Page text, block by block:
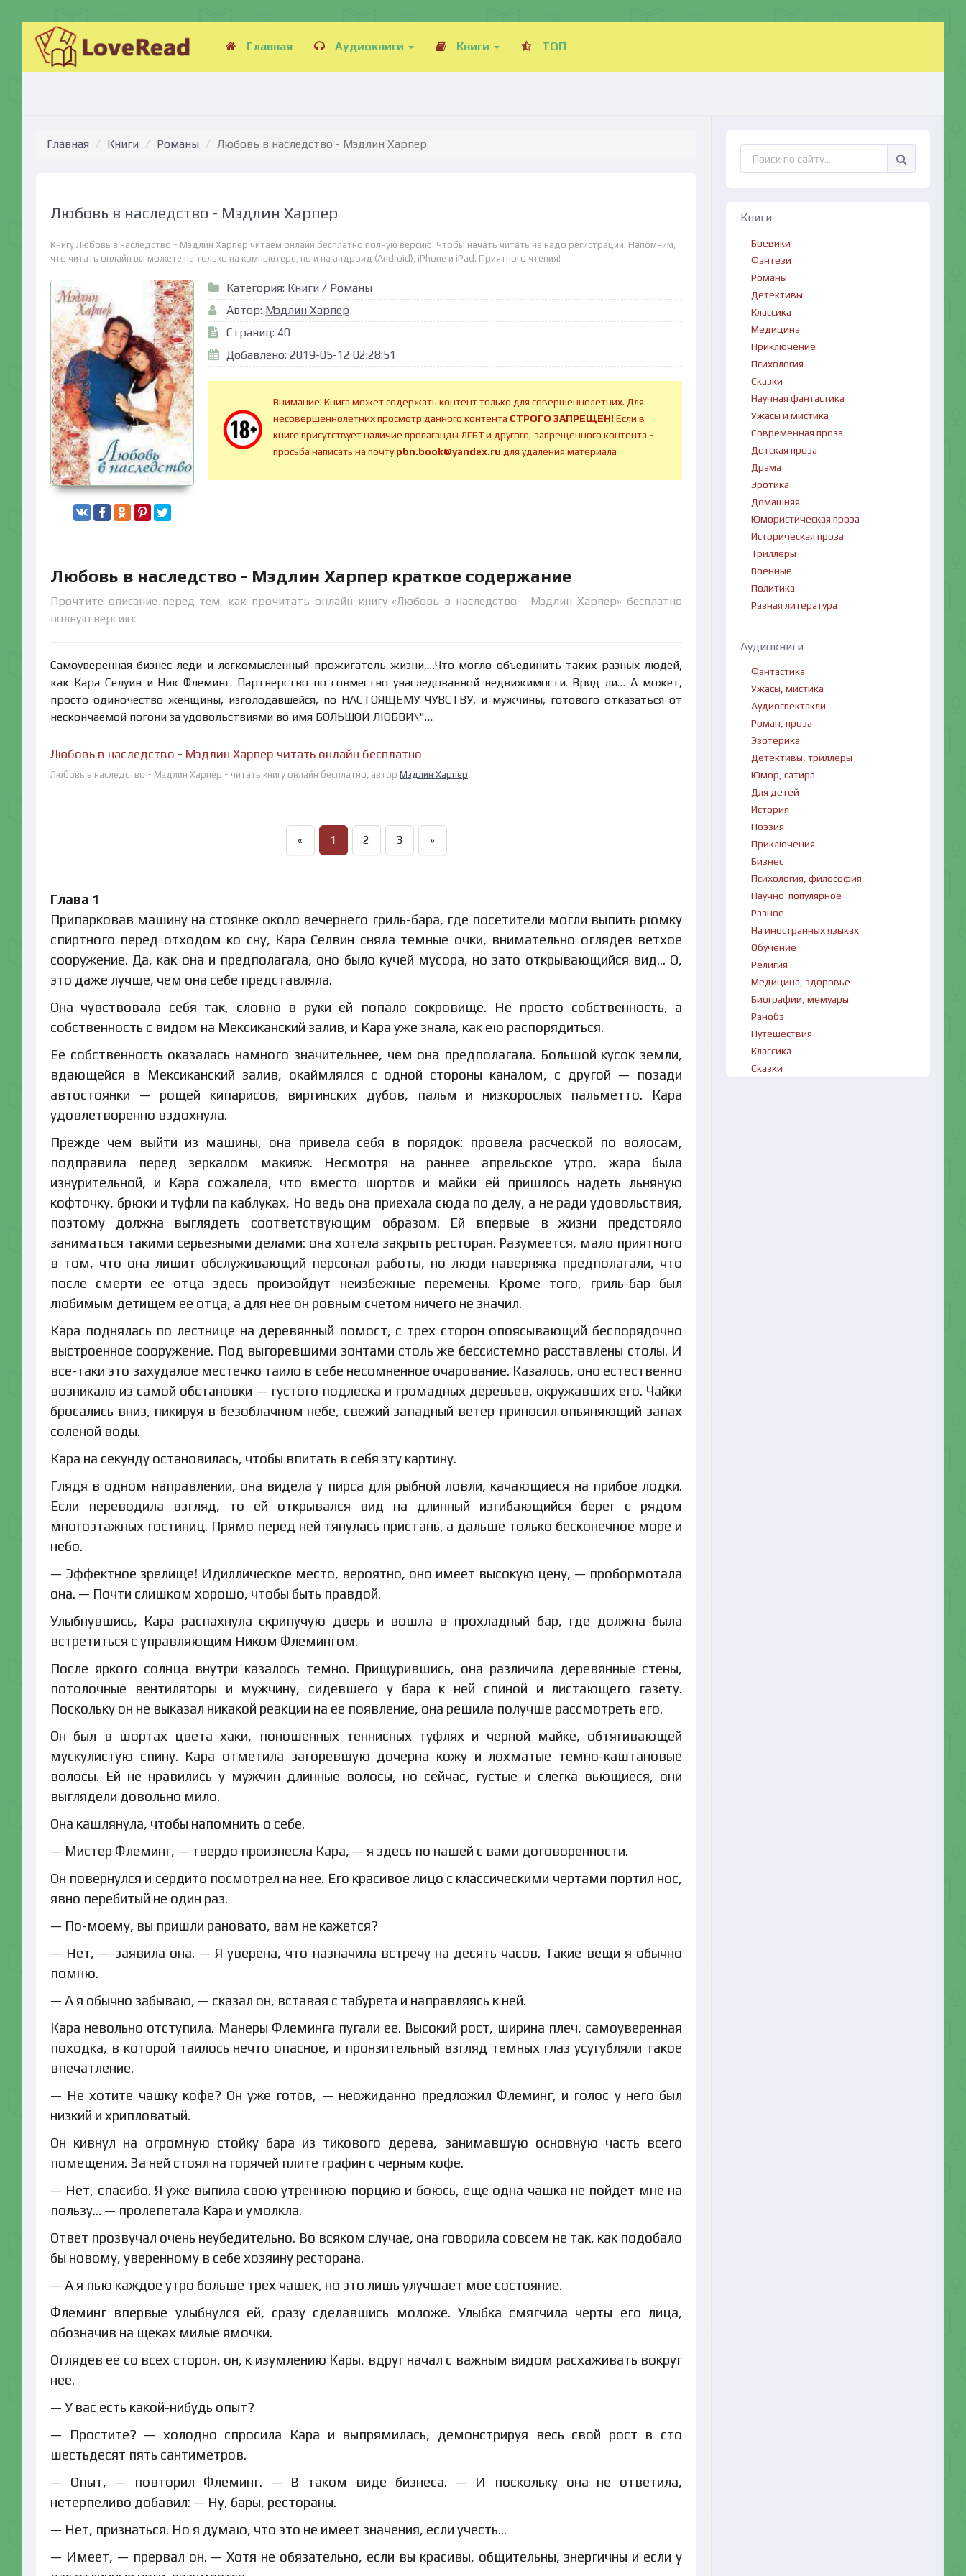
Главная Аудиокниги Книги ТОП
Главная Книги Романы Любовь в наследство - Мэдлин Харпер
Любовь в наследство - Мэдлин Харпер
Книгу Любовь в наследство - Мэдлин Харпер читаем онлайн бесплатно полную версию! Чтобы начать читать не надо регистрации. Напомним,
что читать онлайн вы можете не только на компьютере, но и на андроид (Android), iPhone и iPad. Приятного чтения!
Категория: Книги / Романы
Автор: Мэдлин Харпер
Страниц: 40
Добавлено: 2019-05-12 02:28:51
Внимание! Книга может содержать контент только для совершеннолетних. Для
несовершеннолетних просмотр данного контента СТРОГО ЗАПРЕЩЕН!Если в
книге присутствует наличие пропаганды ЛГБТ и другого, запрещенного контента -
просьба написать на почтуpbn.book@yandex.ru для удаления материала
Любовь в наследство - Мэдлин Харпер краткое содержание
Прочтите описание перед тем, как прочитать онлайн книгу «Любовь в наследство - Мэдлин Харпер» бесплатно
полную версию:
Самоуверенная бизнес-леди и легкомысленный прожигатель жизни,…Что могло объединить таких разных людей,
как Кара Селуин и Ник Флеминг. Партнерство по совместно унаследованной недвижимости. Вряд ли… А может,
просто одиночество женщины, изголодавшейся, по НАСТОЯЩЕМУ ЧУВСТВУ, и мужчины, готового отказаться от
нескончаемой погони за удовольствиями во имя БОЛЬШОЙ ЛЮБВИ\"…
Любовь в наследство - Мэдлин Харпер читать онлайн бесплатно
Любовь в наследство - Мэдлин Харпер - читать книгу онлайн бесплатно, автор Мэдлин Харпер
« 1 2 3 »
Глава 1
Припарковав машину на стоянке около вечернего гриль-бара, где посетители могли выпить рюмку
спиртного перед отходом ко сну, Кара Селвин сняла темные очки, внимательно оглядев ветхое
сооружение. Да, как она и предполагала, оно было кучей мусора, но зато открывающийся вид… О,
это даже лучше, чем она себе представляла.
Она чувствовала себя так, словно в руки ей попало сокровище. Не просто собственность, а
собственность с видом на Мексиканский залив, и Кара уже знала, как ею распорядиться.
Ее собственность оказалась намного значительнее, чем она предполагала. Большой кусок земли,
вдающейся в Мексиканский залив, окаймлялся с одной стороны каналом, с другой — позади
автостоянки — рощей кипарисов, виргинских дубов, пальм и низкорослых пальметто. Кара
удовлетворенно вздохнула.
Прежде чем выйти из машины, она привела себя в порядок: провела расческой по волосам,
подправила перед зеркалом макияж. Несмотря на раннее апрельское утро, жара была
изнурительной, и Кара сожалела, что вместо шортов и майки ей пришлось надеть льняную
кофточку, брюки и туфли па каблуках, Но ведь она приехала сюда по делу, а не ради удовольствия,
поэтому должна выглядеть соответствующим образом. Ей впервые в жизни предстояло
заниматься такими серьезными делами: она хотела закрыть ресторан. Разумеется, мало приятного
в том, что она лишит обслуживающий персонал работы, но люди наверняка предполагали, что
после смерти ее отца здесь произойдут неизбежные перемены. Кроме того, гриль-бар был
любимым детищем ее отца, а для нее он ровным счетом ничего не значил.
Кара поднялась по лестнице на деревянный помост, с трех сторон опоясывающий беспорядочно
выстроенное сооружение. Под выгоревшими зонтами столь же бессистемно расставлены столы. И
все-таки это захудалое местечко таило в себе несомненное очарование. Казалось, оно естественно
возникало из самой обстановки — густого подлеска и громадных деревьев, окружавших его. Чайки
бросались вниз, пикируя в безоблачном небе, свежий западный ветер приносил опьяняющий запах
соленой воды.
Кара на секунду остановилась, чтобы впитать в себя эту картину.
Глядя в одном направлении, она видела у пирса для рыбной ловли, качающиеся на прибое лодки.
Если переводила взгляд, то ей открывался вид на длинный изгибающийся берег с рядом
многоэтажных гостиниц. Прямо перед ней тянулась пристань, а дальше только бесконечное море и
небо.
— Эффектное зрелище! Идиллическое место, вероятно, оно имеет высокую цену, — пробормотала
она. — Почти слишком хорошо, чтобы быть правдой.
Улыбнувшись, Кара распахнула скрипучую дверь и вошла в прохладный бар, где должна была
встретиться с управляющим Ником Флемингом.
После яркого солнца внутри казалось темно. Прищурившись, она различила деревянные стены,
потолочные вентиляторы и мужчину, сидевшего у бара к ней спиной и листающего газету.
Поскольку он не выказал никакой реакции на ее появление, она решила получше рассмотреть его.
Он был в шортах цвета хаки, поношенных теннисных туфлях и черной майке, обтягивающей
мускулистую спину. Кара отметила загоревшую дочерна кожу и лохматые темно-каштановые
волосы. Ей не нравились у мужчин длинные волосы, но сейчас, густые и слегка вьющиеся, они
выглядели довольно мило.
Она кашлянула, чтобы напомнить о себе.
— Мистер Флеминг, — твердо произнесла Кара, — я здесь по нашей с вами договоренности.
Он повернулся и сердито посмотрел на нее. Его красивое лицо с классическими чертами портил нос,
явно перебитый не один раз.
— По-моему, вы пришли рановато, вам не кажется?
— Нет, — заявила она. — Я уверена, что назначила встречу на десять часов. Такие вещи я обычно
помню.
— А я обычно забываю, — сказал он, вставая с табурета и направляясь к ней.
Кара невольно отступила. Манеры Флеминга пугали ее. Высокий рост, ширина плеч, самоуверенная
походка, в которой таилось нечто опасное, и пронзительный взгляд темных глаз усугубляли такое
впечатление.
— Не хотите чашку кофе? Он уже готов, — неожиданно предложил Флеминг, и голос у него был
низкий и хрипловатый.
Он кивнул на огромную стойку бара из тикового дерева, занимавшую основную часть всего
помещения. За ней стоял на горячей плите графин с черным кофе.
— Нет, спасибо. Я уже выпила свою утреннюю порцию и боюсь, еще одна чашка не пойдет мне на
пользу… — пролепетала Кара и умолкла.
Ответ прозвучал очень неубедительно. Во всяком случае, она говорила совсем не так, как подобало
бы новому, уверенному в себе хозяину ресторана.
— А я пью каждое утро больше трех чашек, но это лишь улучшает мое состояние.
Флеминг впервые улыбнулся ей, сразу сделавшись моложе. Улыбка смягчила черты его лица,
обозначив на щеках милые ямочки.
Оглядев ее со всех сторон, он, к изумлению Кары, вдруг начал с важным видом расхаживать вокруг
нее.
— У вас есть какой-нибудь опыт?
— Простите? — холодно спросила Кара и выпрямилась, демонстрируя весь свой рост в сто
шестьдесят пять сантиметров.
— Опыт, — повторил Флеминг. — В таком виде бизнеса. — И поскольку она не ответила,
нетерпеливо добавил: — Ну, бары, рестораны.
— Нет, признаться. Но я думаю, что это не имеет значения, если учесть…
— Имеет, — прервал он. — Хотя не обязательно, если вы красивы, общительны, энергичны и если у
Книги
Боевики
Фэнтези
Романы
Детективы
Классика
Медицина
Приключение
Психология
Сказки
Научная фантастика
Ужасы и мистика
Современная проза
Детская проза
Драма
Эротика
Домашняя
Юмористическая проза
Историческая проза
Триллеры
Военные
Политика
Разная литература
Аудиокниги
Фантастика
Ужасы, мистика
Аудиоспектакли
Роман, проза
Эзотерика
Детективы, триллеры
Юмор, сатира
Для детей
История
Поэзия
Приключения
Бизнес
Психология, философия
Научно-популярное
Разное
На иностранных языках
Обучение
Религия
Медицина, здоровье
Биографии, мемуары
Ранобэ
Путешествия
Классика
Сказки